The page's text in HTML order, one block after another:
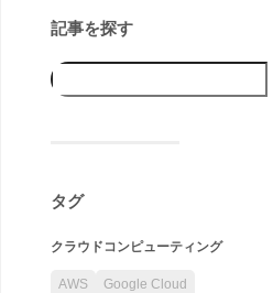
記事を探す
タグ
クラウドコンピューティング
AWS Google Cloud